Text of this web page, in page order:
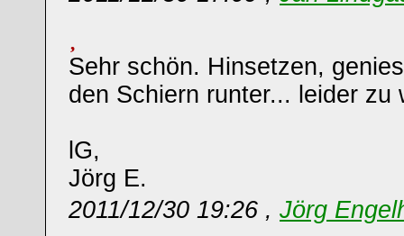
Sehr schön. Hinsetzen,
den Schiern runter... leider zu
lG,
Jörg E.
2011/12/30 19:26 , Jörg